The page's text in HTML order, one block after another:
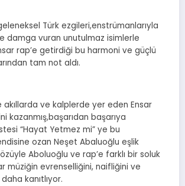
Türk ezgileri,enstrümanlarıyla
damga vuran unutulmaz isimlerle
rap’e getirdiği bu harmoni ve güçlü
tam not aldı.
akıllarda ve kalplerde yer eden Ensar
kazanmış,başarıdan başarıya
“Hayat Yetmez mi” ye bu
ozan Neşet Abaluoğlu eşlik
Aboluoğlu ve rap’e farklı bir soluk
müziğin evrenselliğini, naifliğini ve
kanıtlıyor.